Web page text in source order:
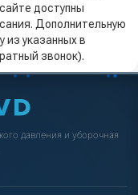
доступны
Дополнительную
указанных в
звонок).
давления и уборочная